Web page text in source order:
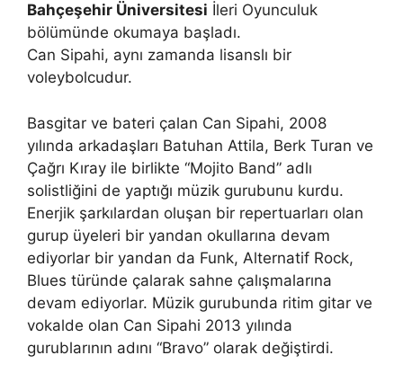
Bahçeşehir Üniversitesi İleri Oyunculuk
bölümünde okumaya başladı.
Can Sipahi, aynı zamanda lisanslı bir
voleybolcudur.
Basgitar ve bateri çalan Can Sipahi, 2008
yılında arkadaşları Batuhan Attila, Berk Turan ve
Çağrı Kıray ile birlikte “Mojito Band” adlı
solistliğini de yaptığı müzik gurubunu kurdu.
Enerjik şarkılardan oluşan bir repertuarları olan
gurup üyeleri bir yandan okullarına devam
ediyorlar bir yandan da Funk, Alternatif Rock,
Blues türünde çalarak sahne çalışmalarına
devam ediyorlar. Müzik gurubunda ritim gitar ve
vokalde olan Can Sipahi 2013 yılında
gurublarının adını “Bravo” olarak değiştirdi.